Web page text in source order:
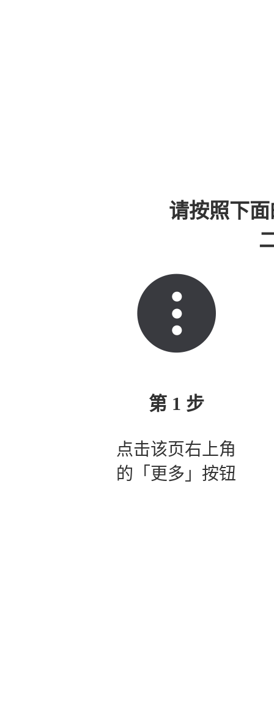
请按照下
第 1 步
点击该页右上角
的「更多」按钮